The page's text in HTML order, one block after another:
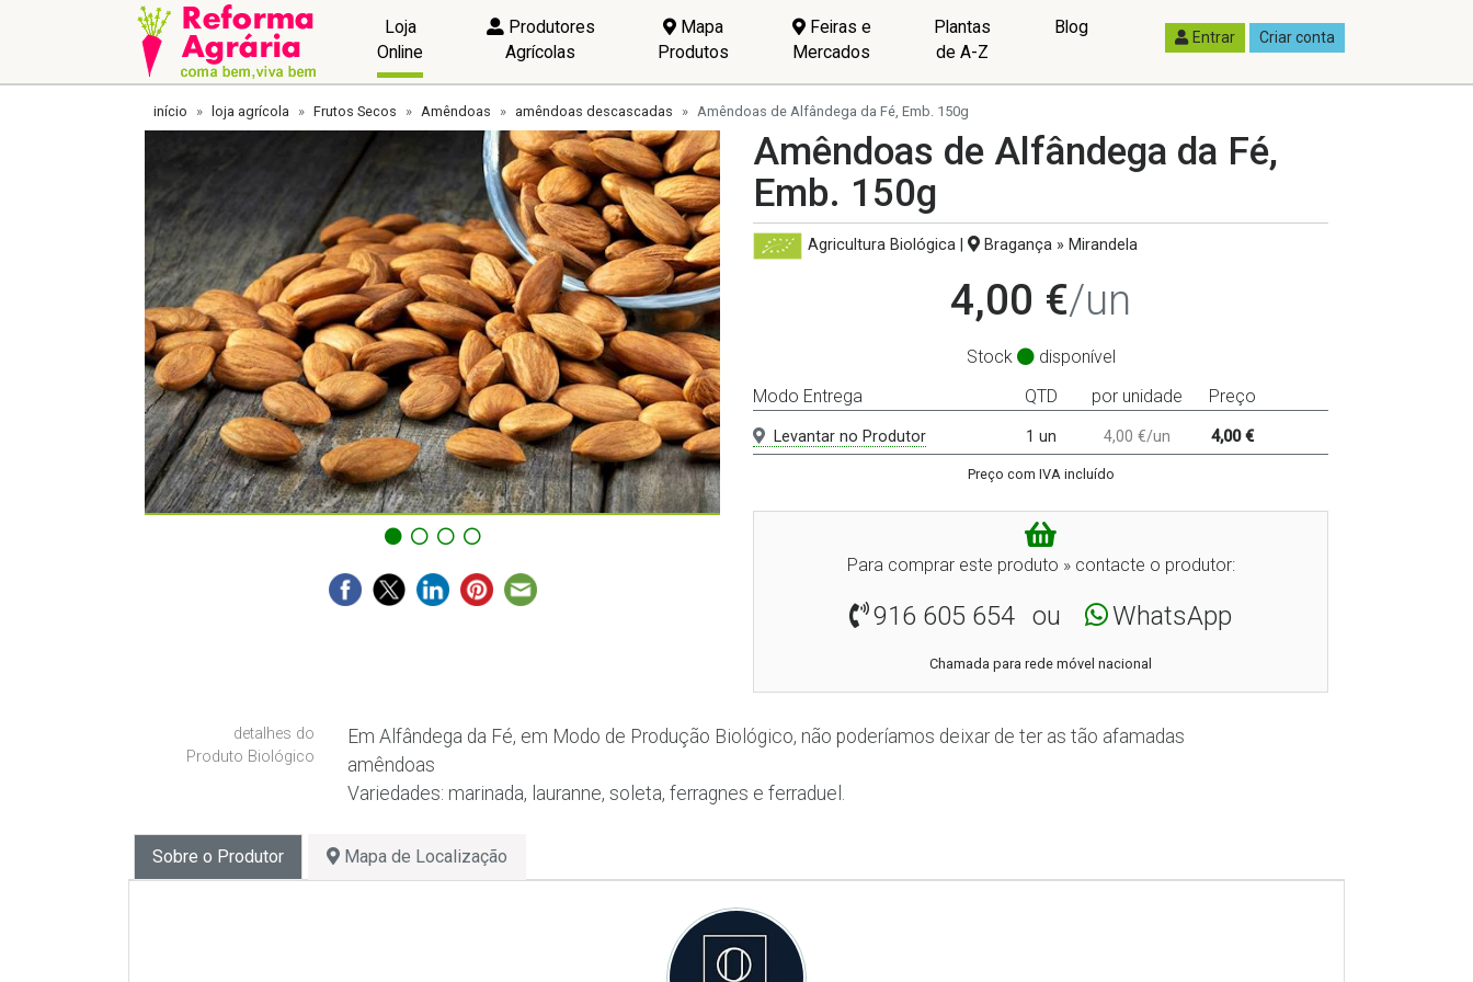
Loja
Online
Produtores
Agrícolas
Mapa
Produtos
Feiras e
Mercados
Plantas
de A-Z
Blog Entrar Criar conta
início loja agrícola Frutos Secos Amêndoas amêndoas descascadas Amêndoas de Alfândega da Fé, Emb. 150g
Amêndoas de Alfândega da Fé,
Emb. 150g
Agricultura Biológica| Bragança » Mirandela
4,00 €/un
Stock
disponível
Modo Entrega
QTD por unidade Preço
Levantar no Produtor 1 un 4,00 €/un 4,00 €
Preço com IVA incluído
Para comprar este produto » contacte o produtor:
916 605 654 ou WhatsApp
Chamada para rede móvel nacional
detalhes do
Produto Biológico
Em Alfândega da Fé, em Modo de Produção Biológico, não poderíamos deixar de ter as tão afamadas
amêndoas
Variedades: marinada, lauranne, soleta, ferragnes e ferraduel.
Sobre o Produtor Mapa de Localização